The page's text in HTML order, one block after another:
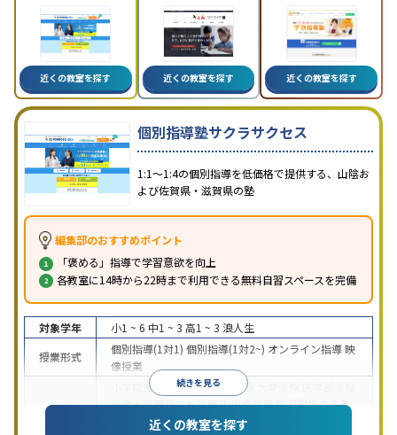
近くの教室を探す 近くの教室を探す 近くの教室を探す
個別指導塾サクラサクセス
1:1～1:4の個別指導を低価格で提供する、山陰お
よび佐賀県・滋賀県の塾
編集部のおすすめポイント
「褒める」指導で学習意欲を向上
各教室に14時から22時まで利用できる無料自習スペースを完備
続きを見る
対象学年 小1 ~ 6 中1 ~ 3 高1 ~ 3 浪人生
授業形式
個別指導(1対1) 個別指導(1対2~) オンライン指導映
像授業
小学校受験 中学受験 高校受験
授業・定期テスト対策内申点対策学習習慣の定着
総合型選抜(旧AO)対策推薦入試対策
近くの教室を探す